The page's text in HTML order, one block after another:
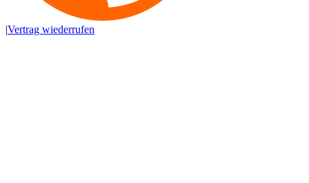
|Vertrag wiederrufen